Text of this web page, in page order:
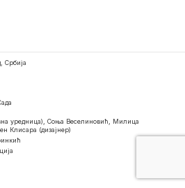
Србија
уредница), Соња Веселиновић, Милица
Клисара (дизајнер)